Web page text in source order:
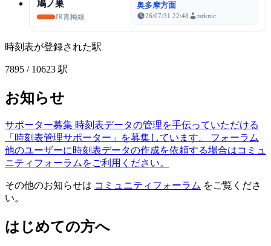
鳩ノ巣
JR青梅線
奥多摩方面
26/07/31 22:48 tsrknic
時刻表が登録された駅
7895 / 10623 駅
お知らせ
サポーター募集 時刻表データの管理を手伝っていただける
「時刻表管理サポーター」を募集しています。
フォーラム
他のユーザーに時刻表データの作成を依頼する場合はコミュ
ニティフォーラムをご利用ください。
その他のお知らせは コミュニティフォーラム をご覧くださ
い。
はじめての方へ